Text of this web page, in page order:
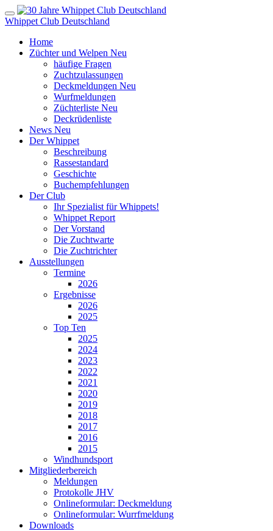
Whippet Club Deutschland
Home
Züchter und Welpen Neu
häufige Fragen
Zuchtzulassungen
Deckmeldungen Neu
Wurfmeldungen
Züchterliste Neu
Deckrüdenliste
News Neu
Der Whippet
Beschreibung
Rassestandard
Geschichte
Buchempfehlungen
Der Club
Ihr Spezialist für Whippets!
Whippet Report
Der Vorstand
Die Zuchtwarte
Die Zuchtrichter
Ausstellungen
Termine
2026
Ergebnisse
2026
2025
Top Ten
2025
2024
2023
2022
2021
2020
2019
2018
2017
2016
2015
Windhundsport
Mitgliederbereich
Meldungen
Protokolle JHV
Onlineformular: Deckmeldung
Onlineformular: Wurrfmeldung
Downloads